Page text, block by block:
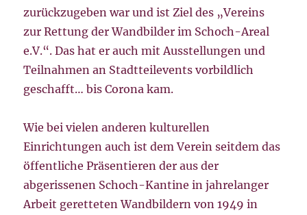
zurückzugeben war und ist Ziel des „Vereins
zur Rettung der Wandbilder im Schoch-Areal
e.V.“. Das hat er auch mit Ausstellungen und
Teilnahmen an Stadtteilevents vorbildlich
geschafft… bis Corona kam.
Wie bei vielen anderen kulturellen
Einrichtungen auch ist dem Verein seitdem das
öffentliche Präsentieren der aus der
abgerissenen Schoch-Kantine in jahrelanger
Arbeit geretteten Wandbildern von 1949 in